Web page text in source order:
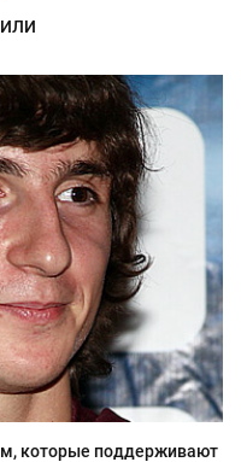
которые поддерживают